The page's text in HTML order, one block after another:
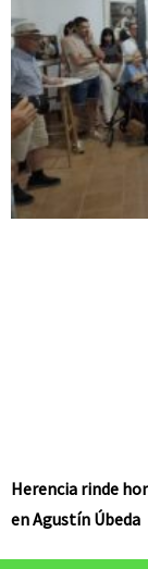
Herencia rinde
en Agustín Úbeda